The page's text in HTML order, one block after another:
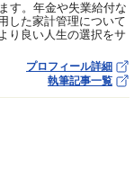
す。年金や失業給付な
した家計管理について
り良い人生の選択をサ
プロフィール詳細
執筆記事一覧